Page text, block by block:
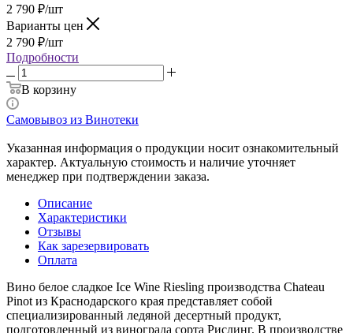
2 790 ₽/шт
Варианты цен
2 790 ₽/шт
Подробности
В корзину
Самовывоз из Винотеки
Указанная информация о продукции носит ознакомительный
характер. Актуальную стоимость и наличие уточняет
менеджер при подтверждении заказа.
Описание
Характеристики
Отзывы
Как зарезервировать
Оплата
Вино белое сладкое Ice Wine Riesling производства Chateau
Pinot из Краснодарского края представляет собой
специализированный ледяной десертный продукт,
подготовленный из винограда сорта Рислинг. В производстве